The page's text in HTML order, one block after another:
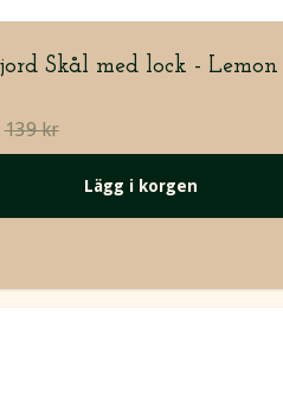
Skål med lock - Lemon
139 kr
Lägg i korgen